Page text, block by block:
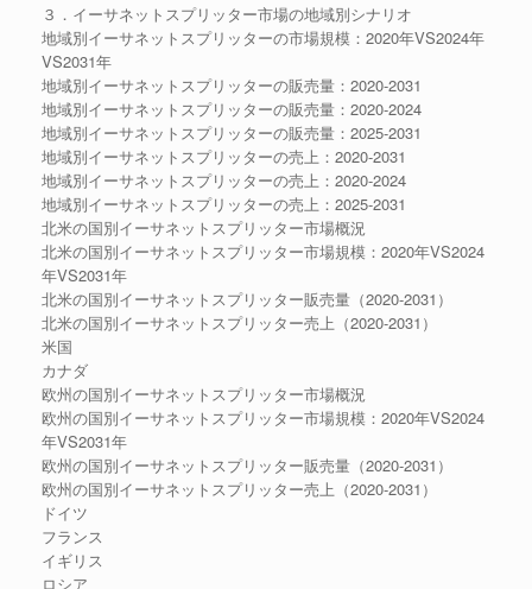
３．イーサネットスプリッター市場の地域別シナリオ
地域別イーサネットスプリッターの市場規模：2020年VS2024年
VS2031年
地域別イーサネットスプリッターの販売量：2020-2031
地域別イーサネットスプリッターの販売量：2020-2024
地域別イーサネットスプリッターの販売量：2025-2031
地域別イーサネットスプリッターの売上：2020-2031
地域別イーサネットスプリッターの売上：2020-2024
地域別イーサネットスプリッターの売上：2025-2031
北米の国別イーサネットスプリッター市場概況
北米の国別イーサネットスプリッター市場規模：2020年VS2024
年VS2031年
北米の国別イーサネットスプリッター販売量（2020-2031）
北米の国別イーサネットスプリッター売上（2020-2031）
米国
カナダ
欧州の国別イーサネットスプリッター市場概況
欧州の国別イーサネットスプリッター市場規模：2020年VS2024
年VS2031年
欧州の国別イーサネットスプリッター販売量（2020-2031）
欧州の国別イーサネットスプリッター売上（2020-2031）
ドイツ
フランス
イギリス
ロシア